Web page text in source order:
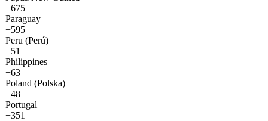
+675
Paraguay
+595
Peru (Perú)
+51
Philippines
+63
Poland (Polska)
+48
Portugal
+351